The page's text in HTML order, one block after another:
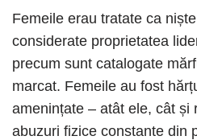
Femeile erau tratate ca
considerate proprietatea
precum sunt catalogate
marcat. Femeile au fost
amenințate – atât ele, cât și
abuzuri fizice constante din